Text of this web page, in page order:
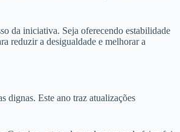
da iniciativa. Seja oferecendo estabilidade
reduzir a desigualdade e melhorar a
dignas. Este ano traz atualizações